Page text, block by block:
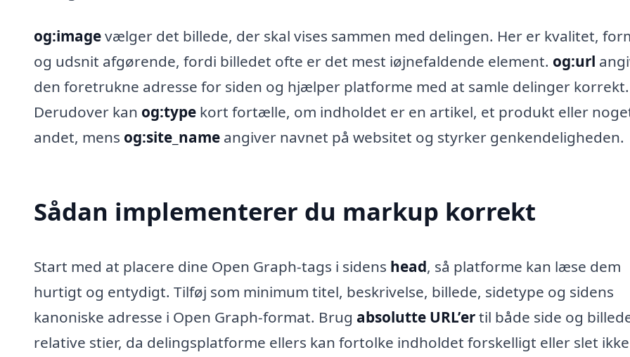
og:imagevælger det billede, der skal vises sammen med delingen. Her er kvalitet,
og udsnit afgørende, fordi billedet ofte er det mest iøjnefaldende element. og:url
den foretrukne adresse for siden og hjælper platforme med at samle delinger korrekt.
Derudover kan og:type kort fortælle, om indholdet er en artikel, et produkt eller
andet, mens og:site_name angiver navnet på websitet og styrker genkendeligheden.
Sådan implementerer du markup korrekt
Start med at placere dine Open Graph-tags i sidens head, så platforme kan læse dem
hurtigt og entydigt. Tilføj som minimum titel, beskrivelse, billede, sidetype og sidens
kanoniske adresse i Open Graph-format. Brug absolutte URL’ertil både side og
relative stier, da delingsplatforme ellers kan fortolke indholdet forskelligt eller slet ikke